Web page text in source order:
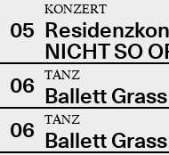
05
KONZERT
NICHT SO
06
TANZ
Ballett
06
TANZ
Ballett